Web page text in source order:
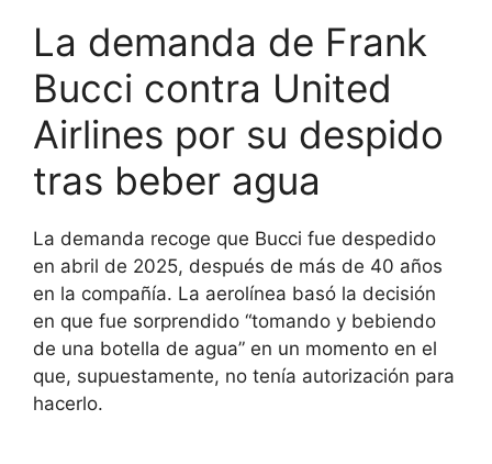
La demanda de Frank
Bucci contra United
Airlines por su despido
tras beber agua
La demanda recoge que Bucci fue despedido
en abril de 2025, después de más de 40 años
en la compañía. La aerolínea basó la decisión
en que fue sorprendido “tomando y bebiendo
de una botella de agua” en un momento en el
que, supuestamente, no tenía autorización para
hacerlo.